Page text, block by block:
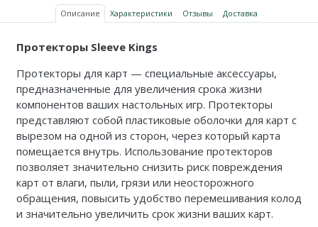
Описание Характеристики Отзывы Доставка
Протекторы Sleeve Kings
Протекторы для карт — специальные аксессуары,
предназначенные для увеличения срока жизни
компонентов ваших настольных игр. Протекторы
представляют собой пластиковые оболочки для карт с
вырезом на одной из сторон, через который карта
помещается внутрь. Использование протекторов
позволяет значительно снизить риск повреждения
карт от влаги, пыли, грязи или неосторожного
обращения, повысить удобство перемешивания колод
и значительно увеличить срок жизни ваших карт.